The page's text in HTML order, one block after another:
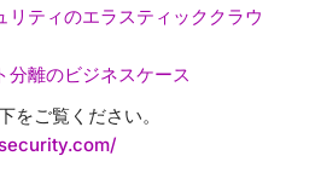
リティのエラスティッククラウ
分離のビジネスケース
をご覧ください。